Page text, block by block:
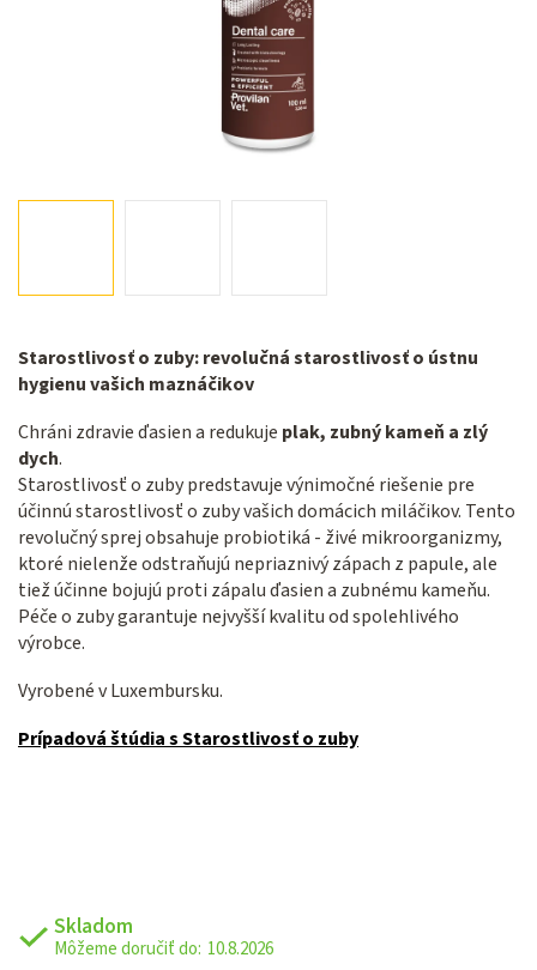
Starostlivosť o zuby: revolučná starostlivosť o ústnu
hygienu vašich maznáčikov
Chráni zdravie ďasien a redukuje plak, zubný kameň a zlý
dych.
Starostlivosť o zuby predstavuje výnimočné riešenie pre
účinnú starostlivosť o zuby vašich domácich miláčikov. Tento
revolučný sprej obsahuje probiotiká - živé mikroorganizmy,
ktoré nielenže odstraňujú nepriaznivý zápach z papule, ale
tiež účinne bojujú proti zápalu ďasien a zubnému kameňu.
Péče o zuby garantuje nejvyšší kvalitu od spolehlivého
výrobce.
Vyrobené v Luxembursku.
Prípadová štúdia s Starostlivosť o zuby
Skladom
10.8.2026